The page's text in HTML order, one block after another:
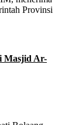
Provinsi
Masjid Ar-